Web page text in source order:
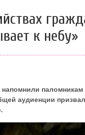
к небу»
паломникам
аудиенции